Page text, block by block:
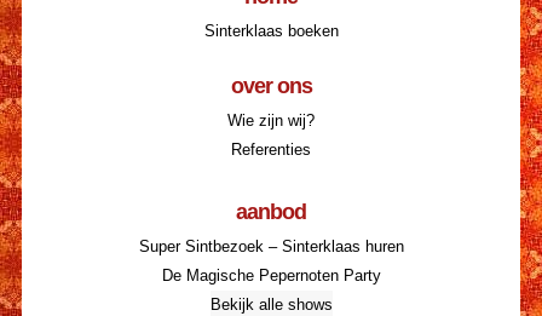
Sinterklaas boeken
over ons
Wie zijn wij?
Referenties
aanbod
Super Sintbezoek – Sinterklaas huren
De Magische Pepernoten Party
Bekijk alle shows